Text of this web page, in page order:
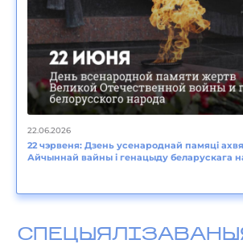
22.06.2026
22 чэрвеня: Дзень усенароднай памяці
Айчыннай вайны і генацыду беларускага